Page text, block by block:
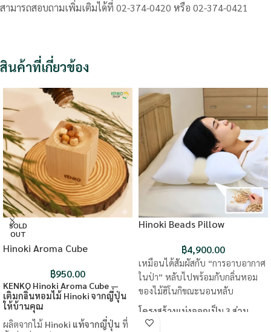
สามารถสอบถามเพิ่มเติมได้ที่ 02-374-0420 หรือ 02-374-0421
สินค้าที่เกี่ยวข้อง
SOLD
OUT
Hinoki Aroma Cube
฿950.00
KENKO Hinoki Aroma Cube —
เติมกลิ่นหอมไม้ Hinoki จากญี่ปุ่น
ให้บ้านคุณ
ผลิตจากไม้ Hinoki แท้จากญี่ปุ่น ที่
Hinoki Beads Pillow
฿4,900.00
เหมือนได้สัมผัสกับ “การอาบอากาศ
ในป่า” หลับไปพร้อมกับกลิ่นหอม
ของไม้ฮิโนกิขณะนอนหลับ
โครงสร้างแบ่งออกเป็น 3 ส่วน